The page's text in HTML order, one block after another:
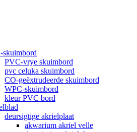
skuimbord
PVC-vrye skuimbord
pvc celuka skuimbord
CO-geëxtrudeerde skuimbord
WPC-skuimbord
kleur PVC bord
deursigtige akrielplaat
akwarium akriel velle